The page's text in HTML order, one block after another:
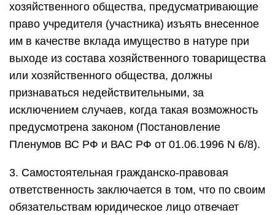
хозяйственного общества, предусматривающие
право учредителя (участника) изъять внесенное
им в качестве вклада имущество в натуре при
выходе из состава хозяйственного товарищества
или хозяйственного общества, должны
признаваться недействительными, за
исключением случаев, когда такая возможность
предусмотрена законом (Постановление
Пленумов ВС РФ и ВАС РФ от 01.06.1996 N 6/8).
3. Самостоятельная гражданско-правовая
ответственность заключается в том, что по своим
обязательствам юридическое лицо отвечает